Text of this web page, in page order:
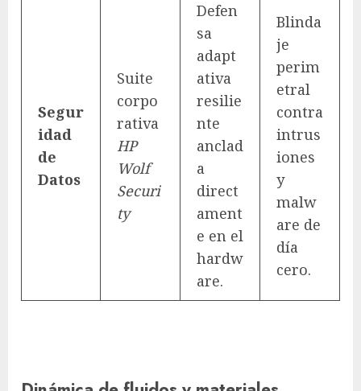
Segur
idad
de
Datos
Suite
corpo
rativa
HP
Wolf
Securi
ty
Defen
sa
adapt
ativa
resilie
nte
anclad
a
direct
ament
e en el
hardw
are.
Blinda
je
perim
etral
contra
intrus
iones
y
malw
are de
día
cero.